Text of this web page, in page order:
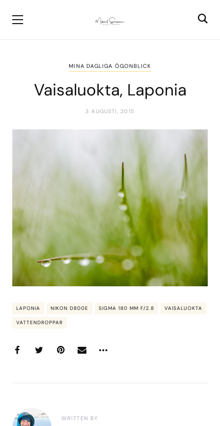
MINA DAGLIGA ÖGONBLICK
Vaisaluokta, Laponia
3 AUGUSTI, 2015
LAPONIA NIKON D800E SIGMA 180 MM F/2.8 VAISALUOKTA
VATTENDROPPAR
WRITTEN BY